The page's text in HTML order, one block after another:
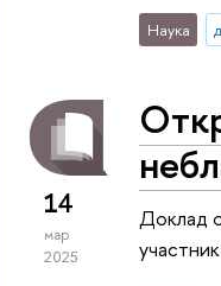
Наука
14
мар
2025
Доклад